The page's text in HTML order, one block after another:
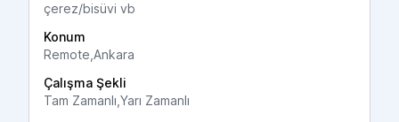
çerez/bisüvi vb
Konum
Remote,Ankara
Çalışma Şekli
Tam Zamanlı,Yarı Zamanlı